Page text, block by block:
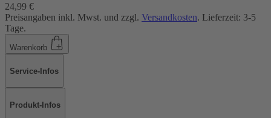
24,99 €
Preisangaben inkl. Mwst. und zzgl. Versandkosten. Lieferzeit: 3-5
Tage.
Warenkorb
Service-Infos
Produkt-Infos